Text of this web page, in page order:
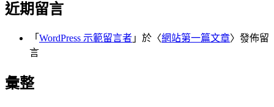
近期留言
「 WordPress 示範留言者 」於〈網站第一篇文章〉發佈留
言
彙整